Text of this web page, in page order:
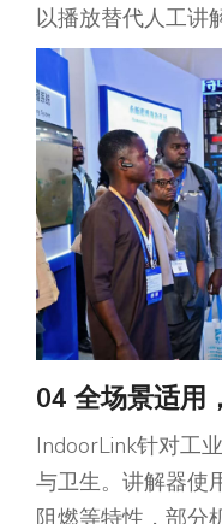
以播放替代人工讲
04 全场景适用，
IndoorLink针对工
与卫生。讲解器使
阻燃等特性，部分